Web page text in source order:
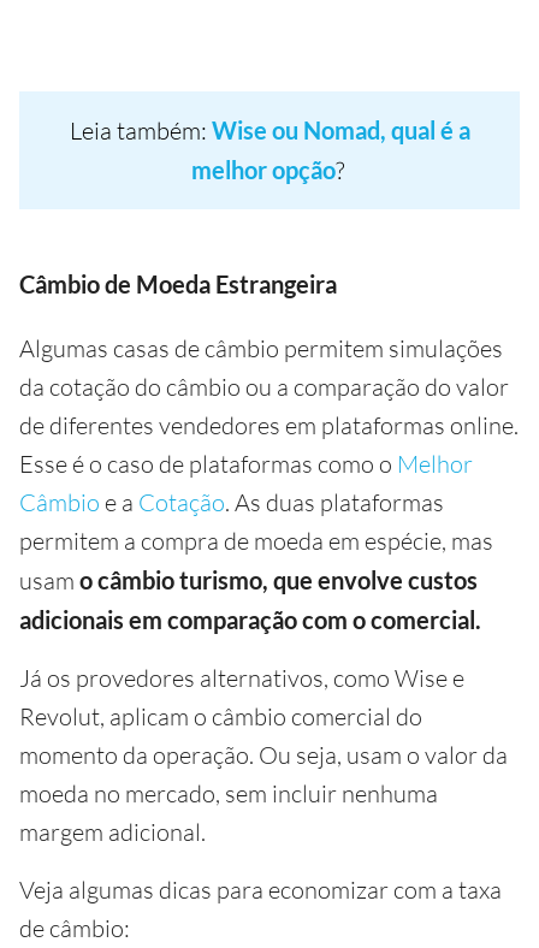
Leia também: Wise ou Nomad, qual é a
melhor opção?
Câmbio de Moeda Estrangeira
Algumas casas de câmbio permitem simulações
da cotação do câmbio ou a comparação do valor
de diferentes vendedores em plataformas online.
Esse é o caso de plataformas como o Melhor
Câmbio e a Cotação. As duas plataformas
permitem a compra de moeda em espécie, mas
usam o câmbio turismo, que envolve custos
adicionais em comparação com o comercial.
Já os provedores alternativos, como Wise e
Revolut, aplicam o câmbio comercial do
momento da operação. Ou seja, usam o valor da
moeda no mercado, sem incluir nenhuma
margem adicional.
Veja algumas dicas para economizar com a taxa
de câmbio: